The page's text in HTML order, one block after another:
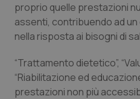
Provincia Autonoma
Puglia
Infezioni & Febbre
Malattie rare
proprio quelle prestazioni
assenti, contribuendo ad
nella risposta ai bisogni di
“Trattamento dietetico”,
“Riabilitazione ed
prestazioni non più